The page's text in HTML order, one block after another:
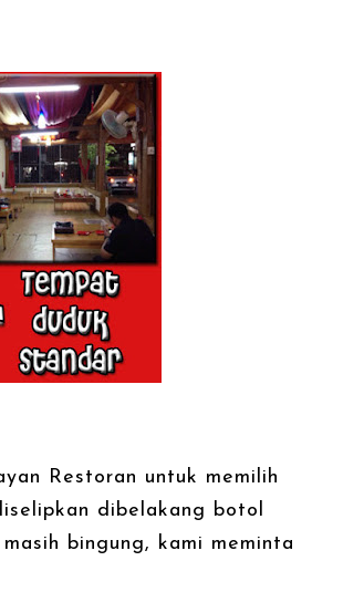
Restoran untuk memilih
dibelakang botol
bingung, kami meminta